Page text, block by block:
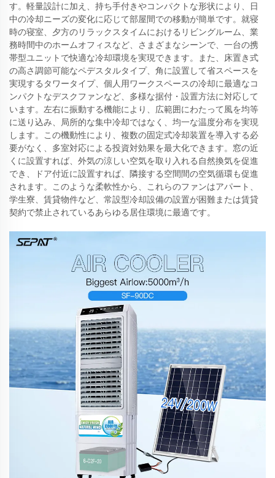
す。軽量設計に加え、持ち手付きやコンパクトな形状により、日
中の冷却ニーズの変化に応じて部屋間での移動が簡単です。就寝
時の寝室、夕方のリラックスタイムにおけるリビングルーム、業
務時間中のホームオフィスなど、さまざまなシーンで、一台の携
帯型ユニットで快適な冷却環境を実現できます。また、床置き式
の高さ調節可能なペデスタルタイプ、角に設置して省スペースを
実現するタワータイプ、個人用ワークスペースの冷却に最適なコ
ンパクトなデスクファンなど、多様な据付・設置方法に対応して
います。左右に振動する機能により、広範囲にわたって風を均等
に送り込み、局所的な集中冷却ではなく、均一な温度分布を実現
します。この機動性により、複数の固定式冷却装置を導入する必
要がなく、多室対応による投資対効果を最大化できます。窓の近
くに設置すれば、外気の涼しい空気を取り入れる自然換気を促進
でき、ドア付近に設置すれば、隣接する空間間の空気循環も促進
されます。このような柔軟性から、これらのファンはアパート、
学生寮、賃貸物件など、常設型冷却設備の設置が困難または賃貸
契約で禁止されているあらゆる居住環境に最適です。